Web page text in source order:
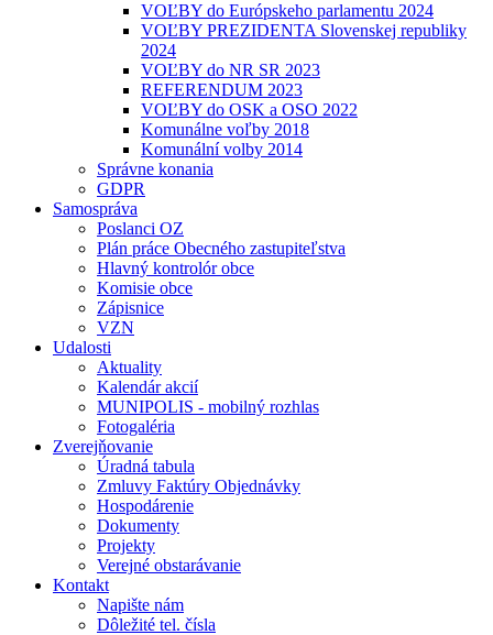
VOĽBY do Európskeho parlamentu 2024
VOĽBY PREZIDENTA Slovenskej republiky
2024
VOĽBY do NR SR 2023
REFERENDUM 2023
VOĽBY do OSK a OSO 2022
Komunálne voľby 2018
Komunální volby 2014
Správne konania
GDPR
Samospráva
Poslanci OZ
Plán práce Obecného zastupiteľstva
Hlavný kontrolór obce
Komisie obce
Zápisnice
VZN
Udalosti
Aktuality
Kalendár akcií
MUNIPOLIS - mobilný rozhlas
Fotogaléria
Zverejňovanie
Úradná tabula
Zmluvy Faktúry Objednávky
Hospodárenie
Dokumenty
Projekty
Verejné obstarávanie
Kontakt
Napište nám
Dôležité tel. čísla